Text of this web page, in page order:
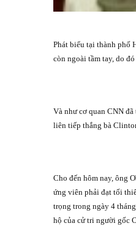
Phát biểu tại thành phố
còn ngoài tầm tay, do
Và như cơ quan CNN
liên tiếp thắng bà
Cho đến hôm nay, ông
ứng viên phải đạt tối
trọng trong ngày 4
hộ của cử tri người gốc